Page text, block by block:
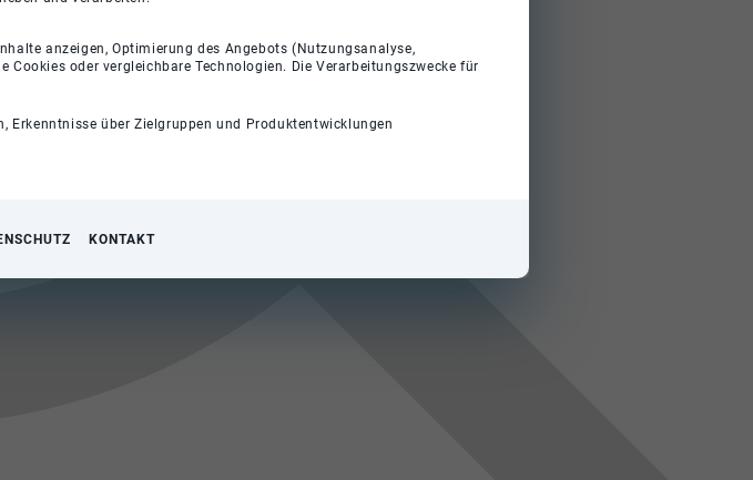
anzeigen, Optimierung des Angebots (Nutzungsanalyse,
oder vergleichbare Technologien. Die Verarbeitungszwecke für
Erkenntnisse über Zielgruppen und Produktentwicklungen
KONTAKT